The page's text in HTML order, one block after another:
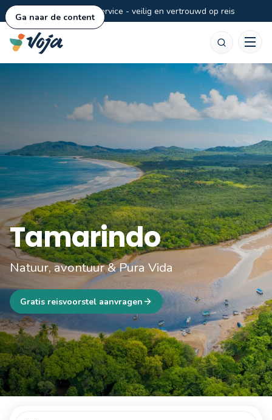
Ga naar de content
Persoonlijke service - veilig en vertrouwd op reis
Tamarindo
Natuur, avontuur & Pura Vida
Gratis reisvoorstel aanvragen
Zoeken